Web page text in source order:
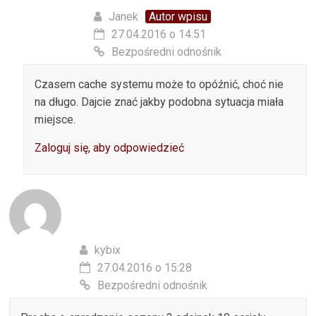
Janek
Autor wpisu
27.04.2016 o 14:51
Bezpośredni odnośnik
Czasem cache systemu może to opóźnić, choć nie
na długo. Dajcie znać jakby podobna sytuacja miała
miejsce.
Zaloguj się, aby odpowiedzieć
kybix
27.04.2016 o 15:28
Bezpośredni odnośnik